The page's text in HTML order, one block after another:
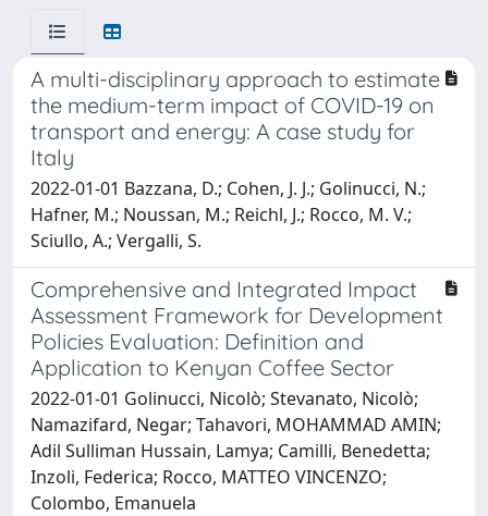
A multi-disciplinary approach to estimate
the medium-term impact of COVID-19 on
transport and energy: A case study for
Italy
2022-01-01 Bazzana, D.; Cohen, J. J.; Golinucci, N.;
Hafner, M.; Noussan, M.; Reichl, J.; Rocco, M. V.;
Sciullo, A.; Vergalli, S.
Comprehensive and Integrated Impact
Assessment Framework for Development
Policies Evaluation: Definition and
Application to Kenyan Coffee Sector
2022-01-01 Golinucci, Nicolò; Stevanato, Nicolò;
Namazifard, Negar; Tahavori, MOHAMMAD AMIN;
Adil Sulliman Hussain, Lamya; Camilli, Benedetta;
Inzoli, Federica; Rocco, MATTEO VINCENZO;
Colombo, Emanuela